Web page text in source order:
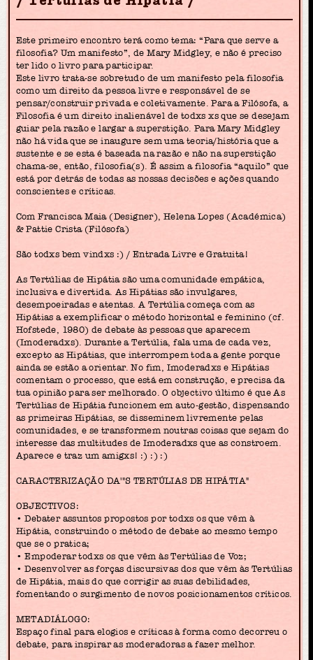
Este primeiro encontro terá como tema: “Para que serve a
filosofia? Um manifesto”, de Mary Midgley, e não é preciso
ter lido o livro para participar.
Este livro trata-se sobretudo de um manifesto pela filosofia
como um direito da pessoa livre e responsável de se
pensar/construir privada e coletivamente. Para a Filósofa, a
Filosofia é um direito inalienável de todxs xs que se desejam
guiar pela razão e largar a superstição. Para Mary Midgley
não há vida que se inaugure sem uma teoria/história que a
sustente e se esta é baseada na razão e não na superstição
chama-se, então, filosofia(s). É assim a filosofia “aquilo” que
está por detrás de todas as nossas decisões e ações quando
conscientes e críticas.
Com Francisca Maia (Designer), Helena Lopes (Académica)
& Pattie Crista (Filósofa)
São todxs bem vindxs :) / Entrada Livre e Gratuita!
As Tertúlias de Hipátia são uma comunidade empática,
inclusiva e divertida. As Hipátias são invulgares,
desempoeiradas e atentas. A Tertúlia começa com as
Hipátias a exemplificar o método horizontal e feminino (cf.
Hofstede, 1980) de debate às pessoas que aparecem
(Imoderadxs). Durante a Tertúlia, fala uma de cada vez,
excepto as Hipátias, que interrompem toda a gente porque
ainda se estão a orientar. No fim, Imoderadxs e Hipátias
comentam o processo, que está em construção, e precisa da
tua opinião para ser melhorado. O objectivo último é que As
Tertúlias de Hipátia funcionem em auto-gestão, dispensando
as primeiras Hipátias, se disseminem livremente pelas
comunidades, e se transformem noutras coisas que sejam do
interesse das multitudes de Imoderadxs que as constroem.
Aparece e traz um amigxs! :) :) :)
CARACTERIZAÇÃO DA'"S TERTÚLIAS DE HIPÁTIA"
OBJECTIVOS:
• Debater assuntos propostos por todxs os que vêm à
Hipátia, construindo o método de debate ao mesmo tempo
que se o pratica;
• Empoderar todxs os que vêm às Tertúlias de Voz;
• Desenvolver as forças discursivas dos que vêm às Tertúlias
de Hipátia, mais do que corrigir as suas debilidades,
fomentando o surgimento de novos posicionamentos críticos.
METADIÁLOGO:
Espaço final para elogios e críticas à forma como decorreu o
debate, para inspirar as moderadoras a fazer melhor.